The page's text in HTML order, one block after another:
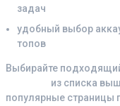
задач
удобный выбор
топов
Выбирайте
из списка
популярные страницы